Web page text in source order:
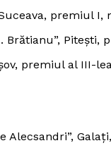
mult
premiul
Brătianu”,
premiul al III-
Alecsandri”,